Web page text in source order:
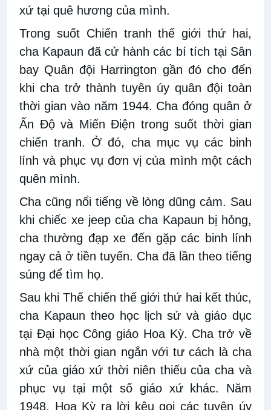
xứ tại quê hương của mình.
Trong suốt Chiến tranh thế giới thứ hai,
cha Kapaun đã cử hành các bí tích tại Sân
bay Quân đội Harrington gần đó cho đến
khi cha trở thành tuyên úy quân đội toàn
thời gian vào năm 1944. Cha đóng quân ở
Ấn Độ và Miến Điện trong suốt thời gian
chiến tranh. Ở đó, cha mục vụ các binh
lính và phục vụ đơn vị của mình một cách
quên mình.
Cha cũng nổi tiếng về lòng dũng cảm. Sau
khi chiếc xe jeep của cha Kapaun bị hỏng,
cha thường đạp xe đến gặp các binh lính
ngay cả ở tiền tuyến. Cha đã lần theo tiếng
súng để tìm họ.
Sau khi Thế chiến thế giới thứ hai kết thúc,
cha Kapaun theo học lịch sử và giáo dục
tại Đại học Công giáo Hoa Kỳ. Cha trở về
nhà một thời gian ngắn với tư cách là cha
xứ của giáo xứ thời niên thiếu của cha và
phục vụ tại một số giáo xứ khác. Năm
1948, Hoa Kỳ ra lời kêu gọi các tuyên úy